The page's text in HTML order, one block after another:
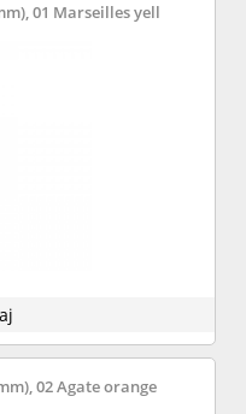
01 Marseilles yell
02 Agate orange